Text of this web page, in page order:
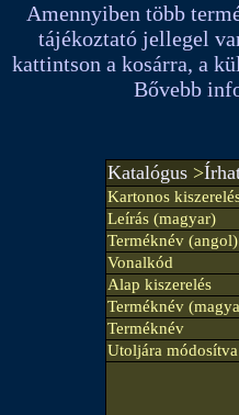
Amennyiben több
tájékoztató jellegel
kattintson a kosárra, a
Bővebb
Katalógus >
Kartonos
Leírás (magyar)
Terméknév (angol)
Vonalkód
Alap kiszerelés
Terméknév
Terméknév
Utoljára